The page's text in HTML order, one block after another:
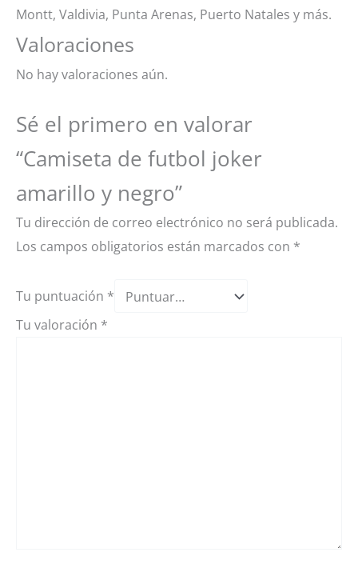
Montt, Valdivia, Punta Arenas, Puerto Natales y más.
Valoraciones
No hay valoraciones aún.
Sé el primero en valorar
“Camiseta de futbol joker
amarillo y negro”
Tu dirección de correo electrónico no será publicada.
Los campos obligatorios están marcados con *
Tu puntuación *
Tu valoración *